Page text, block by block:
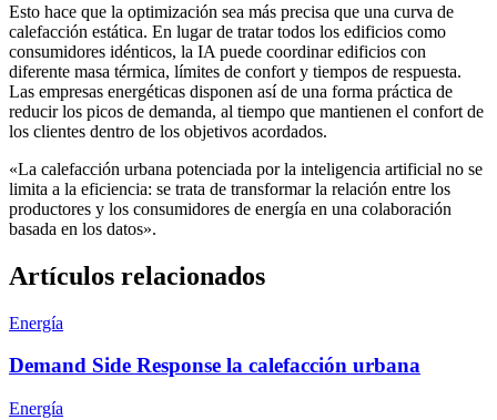
Esto hace que la optimización sea más precisa que una curva de
calefacción estática. En lugar de tratar todos los edificios como
consumidores idénticos, la IA puede coordinar edificios con
diferente masa térmica, límites de confort y tiempos de respuesta.
Las empresas energéticas disponen así de una forma práctica de
reducir los picos de demanda, al tiempo que mantienen el confort de
los clientes dentro de los objetivos acordados.
«La calefacción urbana potenciada por la inteligencia artificial no se
limita a la eficiencia: se trata de transformar la relación entre los
productores y los consumidores de energía en una colaboración
basada en los datos».
Artículos relacionados
Energía
Demand Side Response la calefacción urbana
Energía